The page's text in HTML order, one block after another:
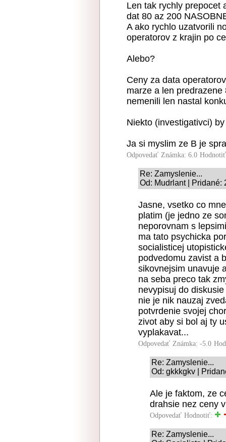
Len tak rychly prepocet
dat 80 az 200
A ako rychlo uzatvorili
operatorov z krajin po
Alebo?
Ceny za data
marze a len
nemenili len nastal
Niekto (investigativci)
Ja si myslim ze B je
Odpovedať Známka: 6.0
Re: Zamyslenie...
Od: Mudrlant | Pridané:
Jasne, vsetko co
platim (je jedno ze
neporovnam s
ma tato psychicka
socialisticej
podvedomu zavist a
sikovnejsim unavuje
na seba preco tak
nevypisuj do
nie je nik nauzaj
potvrdenie svojej
zivot aby si bol aj ty
vyplakavat...
Odpovedať Známka: -5.0
Re: Zamyslenie...
Od: gkkkgkv |
Ale je faktom, ze
drahsie nez ceny
Odpovedať Hodnotiť:
Re: Zamyslenie...